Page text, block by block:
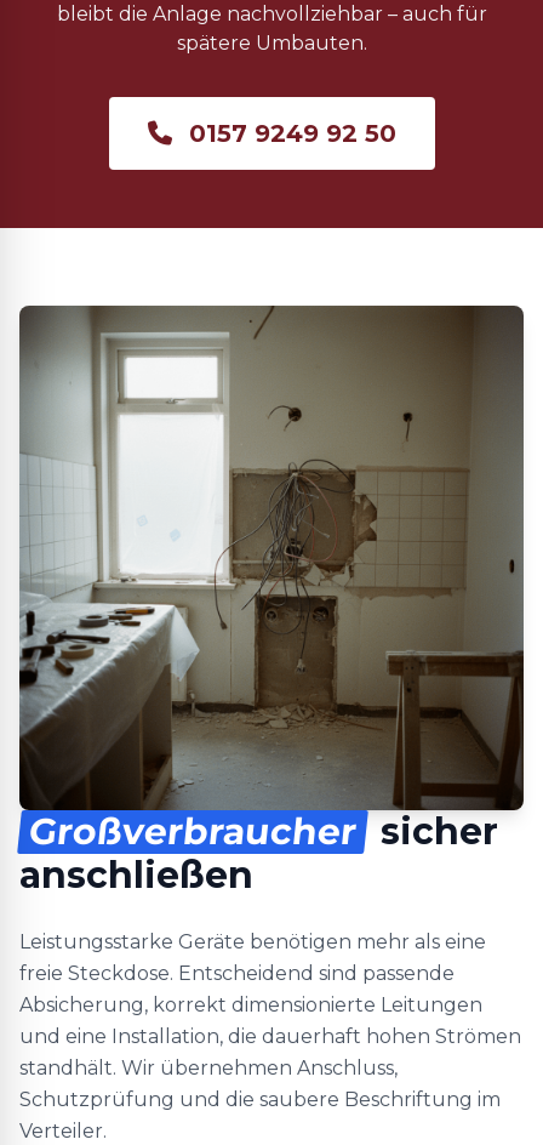
bleibt die Anlage nachvollziehbar – auch für
spätere Umbauten.
0157 9249 92 50
Großverbraucher sicher
anschließen
Leistungsstarke Geräte benötigen mehr als eine
freie Steckdose. Entscheidend sind passende
Absicherung, korrekt dimensionierte Leitungen
und eine Installation, die dauerhaft hohen Strömen
standhält. Wir übernehmen Anschluss,
Schutzprüfung und die saubere Beschriftung im
Verteiler.